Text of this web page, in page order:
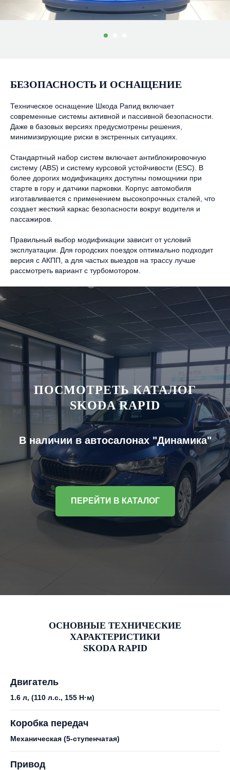
БЕЗОПАСНОСТЬ И ОСНАЩЕНИЕ
Техническое оснащение Шкода Рапид включает
современные системы активной и пассивной безопасности.
Даже в базовых версиях предусмотрены решения,
минимизирующие риски в экстренных ситуациях.
Стандартный набор систем включает антиблокировочную
систему (ABS) и систему курсовой устойчивости (ESC). В
более дорогих модификациях доступны помощники при
старте в гору и датчики парковки. Корпус автомобиля
изготавливается с применением высокопрочных сталей, что
создает жесткий каркас безопасности вокруг водителя и
пассажиров.
Правильный выбор модификации зависит от условий
эксплуатации. Для городских поездок оптимально подходит
версия с АКПП, а для частых выездов на трассу лучше
рассмотреть вариант с турбомотором.
ПОСМОТРЕТЬ КАТАЛОГ
SKODA RAPID
В наличии в автосалонах "Динамика"
ПЕРЕЙТИ В КАТАЛОГ
ОСНОВНЫЕ ТЕХНИЧЕСКИЕ
ХАРАКТЕРИСТИКИ
SKODA RAPID
Двигатель
1.6 л, (110 л.с., 155 Н·м)
Коробка передач
Механическая (5-ступенчатая)
Привод